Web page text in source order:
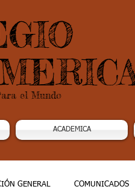
el Mundo
ACADEMICA
GENERAL COMUNICADOS